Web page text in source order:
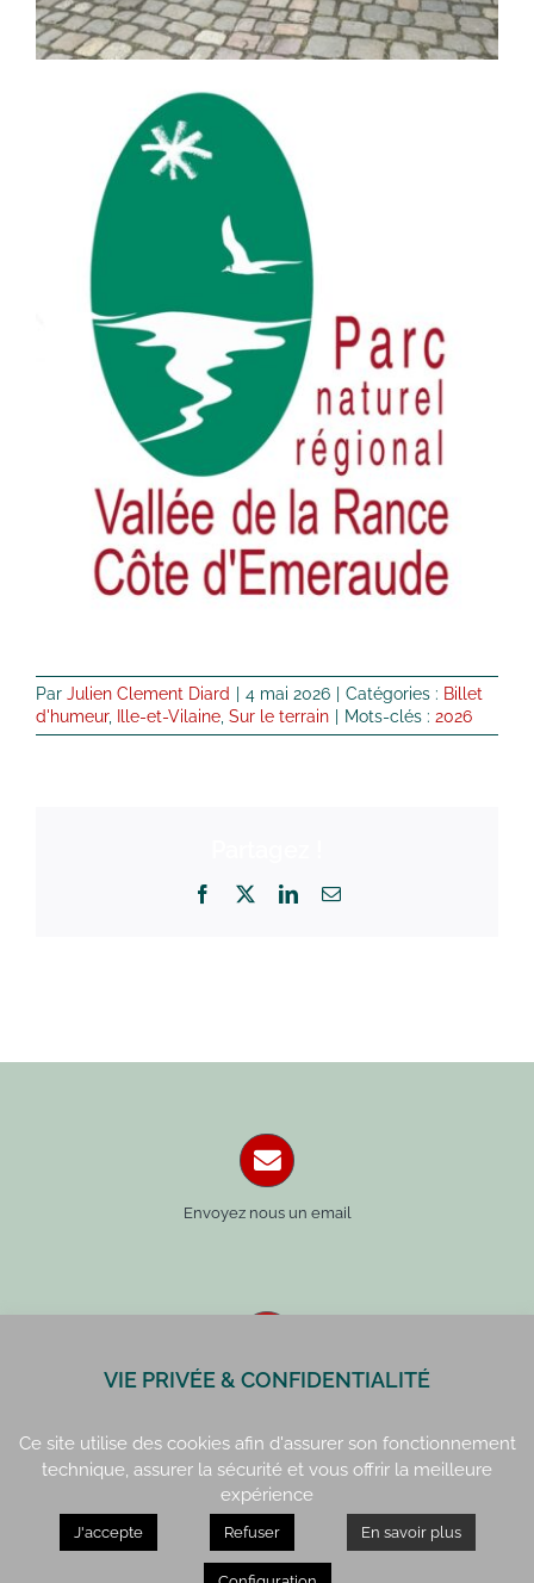
Par Julien Clement Diard 4 mai 2026 Catégories : Billet
d'humeur, Ille-et-Vilaine, Sur le terrain Mots-clés : 2026
Facebook LinkedInEmail
Envoyez nous un email
Paris : 01 42 34 14 59
Rennes : 21, quai Lamennais
VIE PRIVÉE & CONFIDENTIALITÉ
Ce site utilise des cookies afin d'assurer son fonctionnement
technique, assurer la sécurité et vous offrir la meilleure
expérience
J'accepte Refuser En savoir plus